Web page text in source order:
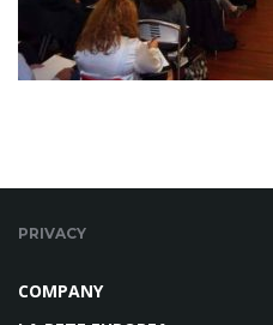
PRIVACY
COMPANY